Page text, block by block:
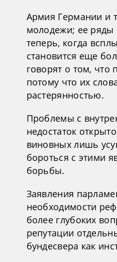
Армия Германии и
молодежи; ее ряды
теперь, когда
становится еще
говорят о том, что
потому что их
растерянностью.
Проблемы с
недостаток
виновных лишь
бороться с этими
борьбы.
Заявления
необходимости
более глубоких
репутации
бундесвера как